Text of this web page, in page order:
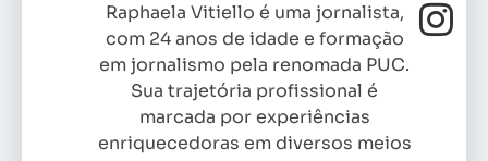
Raphaela Vitiello é uma jornalista,
com 24 anos de idade e formação
em jornalismo pela renomada PUC.
Sua trajetória profissional é
marcada por experiências
enriquecedoras em diversos meios